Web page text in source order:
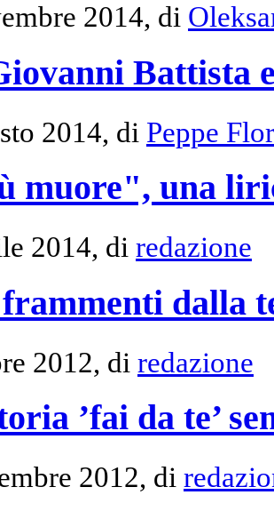
2014, di
Battista
2014, di Peppe
muore", una
2014, di redazione
frammenti dalla
2012, di redazione
’fai da te’
2012, di